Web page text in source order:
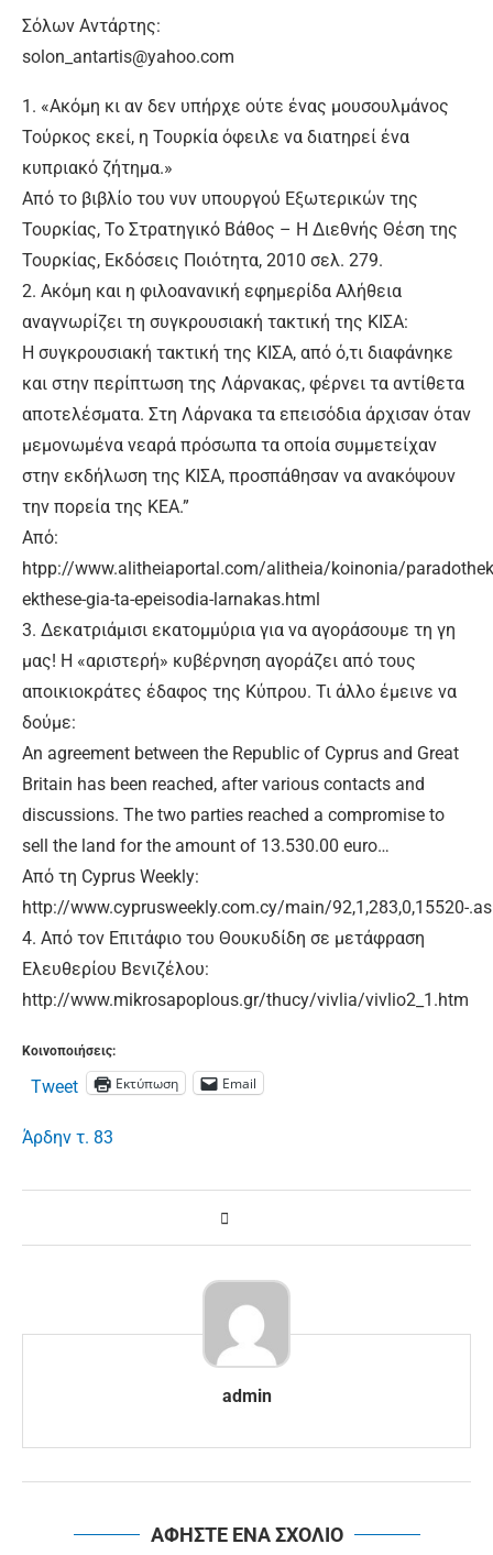
Σόλων Αντάρτης:
solon_antartis@yahoo.com
1. «Ακόμη κι αν δεν υπήρχε ούτε ένας μουσουλμάνος
Τούρκος εκεί, η Τουρκία όφειλε να διατηρεί ένα
κυπριακό ζήτημα.»
Από το βιβλίο του νυν υπουργού Εξωτερικών της
Τουρκίας, Το Στρατηγικό Βάθος – Η Διεθνής Θέση της
Τουρκίας, Εκδόσεις Ποιότητα, 2010 σελ. 279.
2. Ακόμη και η φιλοανανική εφημερίδα Αλήθεια
αναγνωρίζει τη συγκρουσιακή τακτική της ΚΙΣΑ:
Η συγκρουσιακή τακτική της ΚΙΣΑ, από ό,τι διαφάνηκε
και στην περίπτωση της Λάρνακας, φέρνει τα αντίθετα
αποτελέσματα. Στη Λάρνακα τα επεισόδια άρχισαν όταν
μεμονωμένα νεαρά πρόσωπα τα οποία συμμετείχαν
στην εκδήλωση της ΚΙΣΑ, προσπάθησαν να ανακόψουν
την πορεία της ΚΕΑ.”
Από:
htpp://www.alitheiaportal.com/alitheia/koinonia/
ekthese-gia-ta-epeisodia-larnakas.html
3. Δεκατριάμισι εκατομμύρια για να αγοράσουμε τη γη
μας! Η «αριστερή» κυβέρνηση αγοράζει από τους
αποικιοκράτες έδαφος της Κύπρου. Τι άλλο έμεινε να
δούμε:
An agreement between the Republic of Cyprus and Great
Britain has been reached, after various contacts and
discussions. The two parties reached a compromise to
sell the land for the amount of 13.530.00 euro…
Από τη Cyprus Weekly:
http://www.cyprusweekly.com.cy/main/92,1,283,0,15520-
4. Από τον Επιτάφιο του Θουκυδίδη σε μετάφραση
Ελευθερίου Βενιζέλου:
http://www.mikrosapoplous.gr/thucy/vivlia/vivlio2_1.htm
Κοινοποιήσεις:
Tweet Εκτύπωση Email
Άρδην τ. 83
admin
ΑΦΗΣΤΕ ΕΝΑ ΣΧΟΛΙΟ